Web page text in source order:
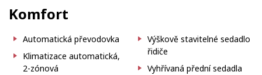
Komfort
Automatická převodovka
Klimatizace automatická,
2-zónová
Výškově stavitelné sedadlo
řidiče
Vyhřívaná přední sedadla